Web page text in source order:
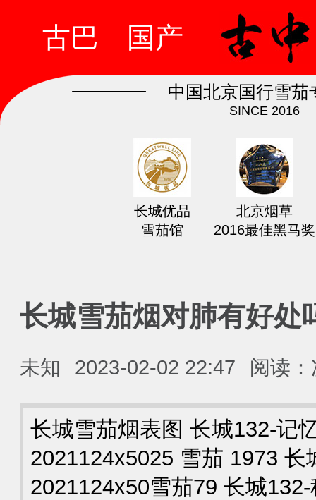
古巴 国产
中国北京国行雪茄
SINCE 2016
长城优品
雪茄馆
北京烟草
2016最佳黑马奖
长城雪茄烟对肺有好处
未知 2023-02-02 22:47 阅读：
长城雪茄烟表图 长城132-记
2021124x5025 雪茄 1973 长
2021124x50雪茄79 长城